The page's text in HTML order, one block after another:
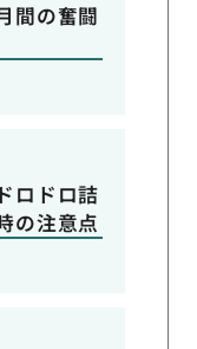
間の奮闘
ロドロ詰
の注意点